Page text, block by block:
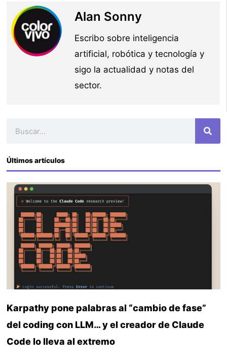
Alan Sonny
Escribo sobre inteligencia
artificial, robótica y tecnología y
sigo la actualidad y notas del
sector.
Últimos artículos
Karpathy pone palabras al “cambio de fase”
del coding con LLM… y el creador de Claude
Code lo lleva al extremo